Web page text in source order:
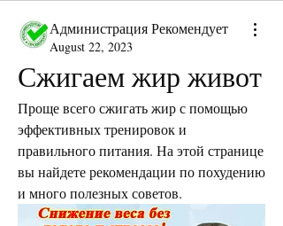
Администрация Рекомендует
August 22, 2023
Сжигаем жир живот
Проще всего сжигать жир с помощью
эффективных тренировок и
правильного питания. На этой странице
вы найдете рекомендации по похудению
и много полезных советов.